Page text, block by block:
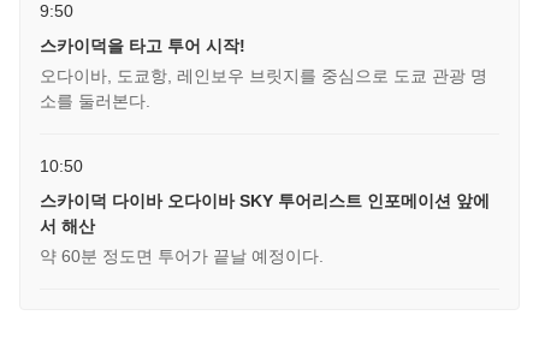
9:50
스카이덕을 타고 투어 시작!
오다이바, 도쿄항, 레인보우 브릿지를 중심으로 도쿄 관광 명
소를 둘러본다.
10:50
스카이덕 다이바 오다이바 SKY 투어리스트 인포메이션 앞에
서 해산
약 60분 정도면 투어가 끝날 예정이다.